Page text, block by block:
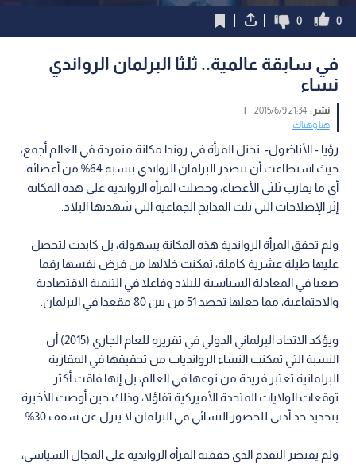
0
0
في سابقة عالمية.. ثلثا البرلمان الرواندي
نساء
نشر :21:34 2015/6/9
|
هنا وهناك
رؤيا - الأناضول- تحتل المرأة في روندا مكانة متفردة في العالم أجمع،
حيث استطاعت أن تتصدر البرلمان الرواندي بنسبة 64% من أعضائه،
أي ما يقارب ثلثي الأعضاء، وحصلت المرأة الرواندية على هذه المكانة
إثر الإصلاحات التي تلت المذابح الجماعية التي شهدتها البلاد.
ولم تحقق المرأة الرواندية هذه المكانة بسهولة، بل كابدت لتحصل
عليها طيلة عشرية كاملة، تمكنت خلالها من فرض نفسها رقما
صعبا في المعادلة السياسية للبلاد وفاعلا في التنمية الاقتصادية
والاجتماعية، مما جعلها تحصد 51 من بين 80 مقعدا في البرلمان.
ويؤكد الاتحاد البرلماني الدولي في تقريره للعام الجاري (2015) أن
النسبة التي تمكنت النساء الروانديات من تحقيقها في المقاربة
البرلمانية تعتبر فريدة من نوعها في العالم، بل إنها فاقت أكثر
توقعات الولايات المتحدة الأميركية تفاؤلا، وذلك حين أوصت الأخيرة
بتحديد حد أدنى للحضور النسائي في البرلمان لا ينزل عن سقف 30%.
ولم يقتصر التقدم الذي حققته المرأة الرواندية على المجال السياسي،